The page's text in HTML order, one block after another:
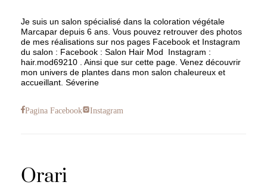
Je suis un salon spécialisé dans la coloration végétale
Marcapar depuis 6 ans. Vous pouvez retrouver des photos
de mes réalisations sur nos pages Facebook et Instagram
du salon : Facebook : Salon Hair Mod Instagram :
hair.mod69210 . Ainsi que sur cette page. Venez découvrir
mon univers de plantes dans mon salon chaleureux et
accueillant. Séverine
Pagina Facebook Instagram
Orari